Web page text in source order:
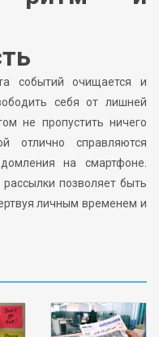
событий очищается и
себя от лишней
не пропустить ничего
отлично справляются
на смартфоне.
позволяет быть
личным временем и